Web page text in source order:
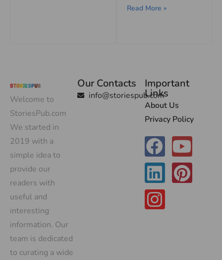
Read More »
Welcome to
StoriesPub.com
We started in
2019 with a
simple idea to
provide our
readers with
useful and
interesting
information. Our
team is dedicated
to curating a wide
Our Contacts
info@storiespub.com
Important
Links
About Us
Privacy Policy